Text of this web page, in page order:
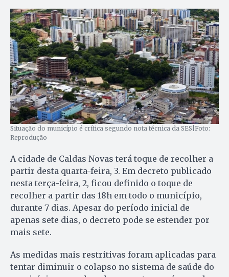
Situação do município é crítica segundo nota técnica da SES|Foto:
Reprodução
A cidade de Caldas Novas terá toque de recolher a
partir desta quarta-feira, 3. Em decreto publicado
nesta terça-feira, 2, ficou definido o toque de
recolher a partir das 18h em todo o município,
durante 7 dias. Apesar do período inicial de
apenas sete dias, o decreto pode se estender por
mais sete.
As medidas mais restritivas foram aplicadas para
tentar diminuir o colapso no sistema de saúde do